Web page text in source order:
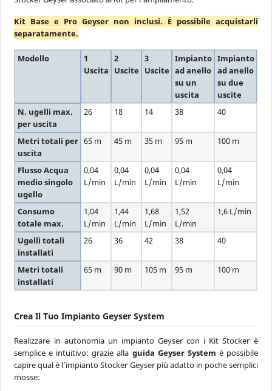
Kit Base e Pro Geyser non inclusi. È possibile acquistarli
separatamente.
Modello
1
Uscita
2
Uscite
3
Uscite
Impianto
ad anello
su un
uscita
Impianto
ad anello
su due
uscite
N. ugelli max.
per uscita
26 18 14 38 40
Metri totali per
uscita
65 m 45 m 35 m 95 m 100 m
Flusso Acqua
medio singolo
ugello
0,04
L/min
0,04
L/min
0,04
L/min
0,04
L/min
0,04
L/min
Consumo
totale max.
1,04
L/min
1,44
L/min
1,68
L/min
1,52
L/min
1,6 L/min
Ugelli totali
installati
26 36 42 38 40
Metri totali
installati
65 m 90 m 105 m 95 m 100 m
Crea Il Tuo Impianto Geyser System
Realizzare in autonomia un impianto Geyser con i Kit Stocker è
semplice e intuitivo: grazie alla guida Geyser System è possibile
capire qual è l’impianto Stocker Geyser più adatto in poche semplici
mosse: